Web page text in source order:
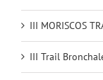
III MORISCOS
III Trail